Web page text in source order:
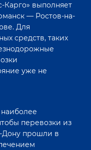
Карго» выполняет
— Ростов-на-
Для
средств, таких
уже не
перевозки из
Дону прошли в